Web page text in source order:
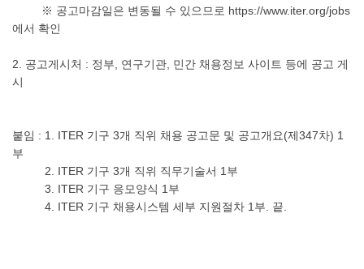
※ 공고마감일은 변동될 수 있으므로 https://www.iter.org/jobs
에서 확인
2. 공고게시처 : 정부, 연구기관, 민간 채용정보 사이트 등에 공고 게
시
붙임 : 1. ITER 기구 3개 직위 채용 공고문 및 공고개요(제347차) 1
부
2. ITER 기구 3개 직위 직무기술서 1부
3. ITER 기구 응모양식 1부
4. ITER 기구 채용시스템 세부 지원절차 1부. 끝.